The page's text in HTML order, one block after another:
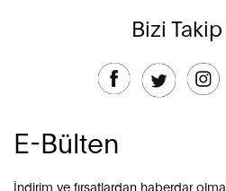
Bizi
E-Bülten
İndirim ve fırsatlardan haberdar